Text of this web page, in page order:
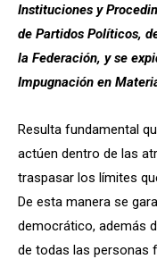
Instituciones y
de Partidos Políticos,
la Federación, y se
Impugnación en
Resulta fundamental
actúen dentro de las
traspasar los límites
De esta manera se
democrático, además
de todas las personas